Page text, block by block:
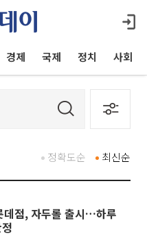
경제 국제 정치 사회
최신순
정확도순
데점, 자두롤 출시…하루